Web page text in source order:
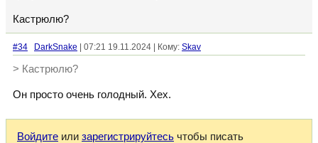
Кастрюлю?
#34 DarkSnake | 07:21 19.11.2024 | Кому: Skav
> Кастрюлю?
Он просто очень голодный. Хех.
Войдите или зарегистрируйтесь чтобы писать